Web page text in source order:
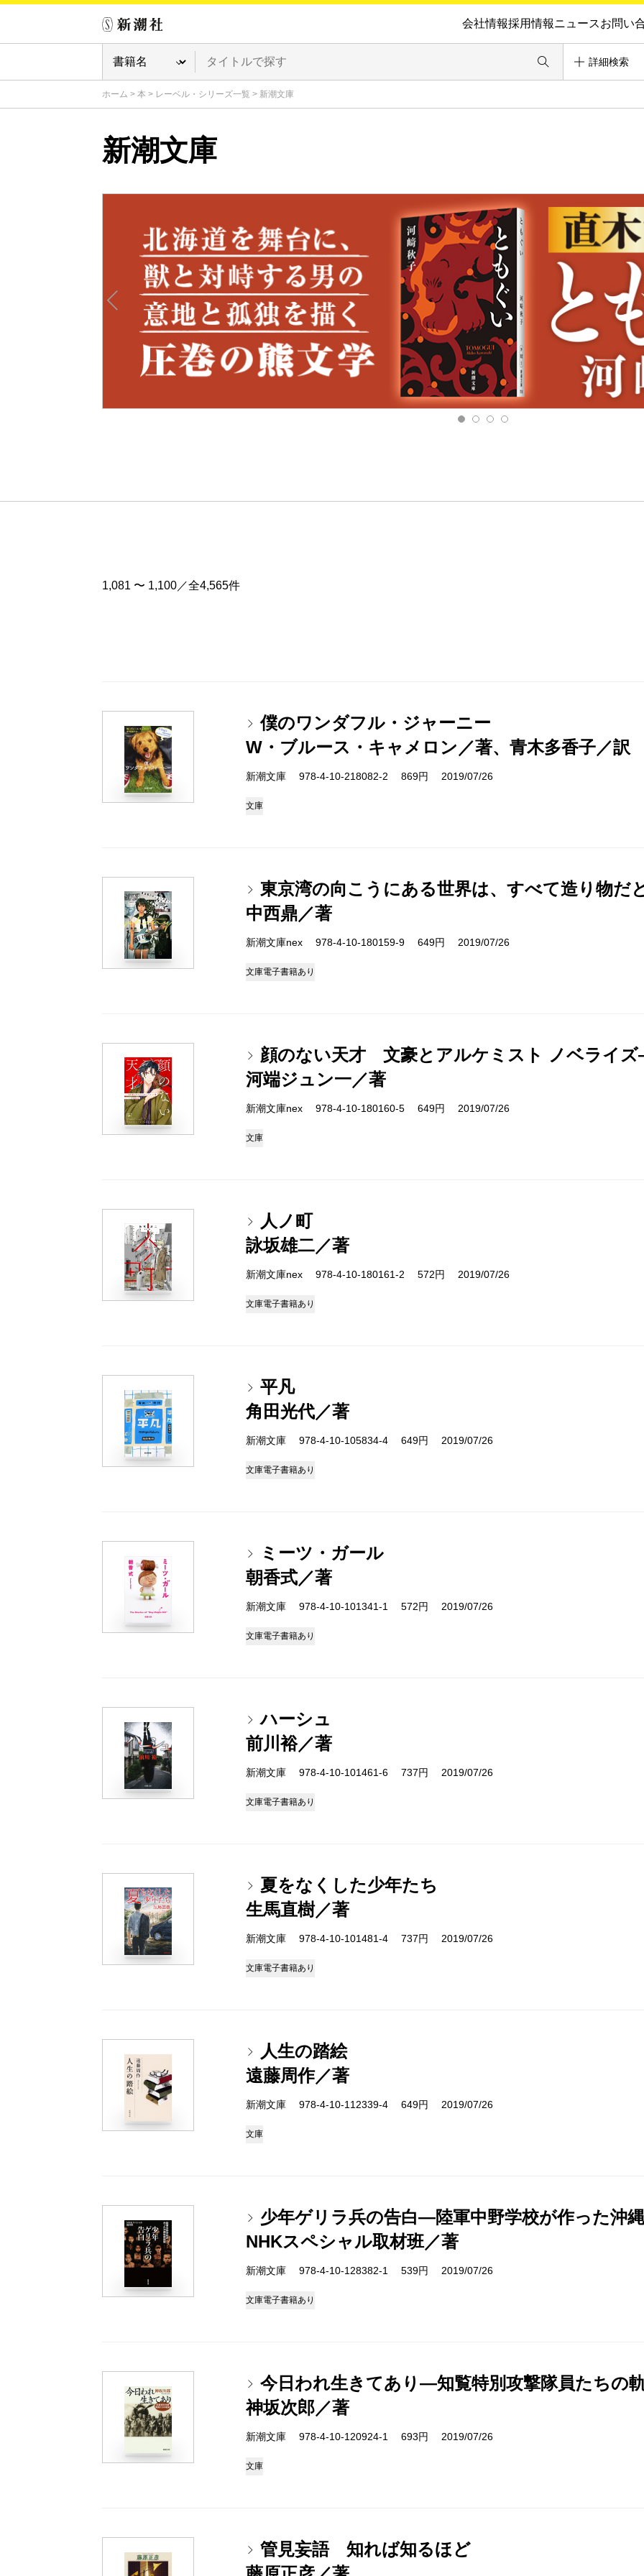
会社情報採用情報ニュースお問い
詳細検索
ホーム > 本 > レーベル・シリーズ一覧 > 新潮文庫
新潮文庫
1,081 〜 1,100／全4,565件
僕のワンダフル・ジャーニー
W・ブルース・キャメロン／著、青木多香子／訳
新潮文庫 978-4-10-218082-2 869円 2019/07/26
文庫
東京湾の向こうにある世界は、すべて造り物だ
中西鼎／著
新潮文庫nex 978-4-10-180159-9 649円 2019/07/26
文庫電子書籍あり
顔のない天才 文豪とアルケミスト ノベライ
河端ジュン一／著
新潮文庫nex 978-4-10-180160-5 649円 2019/07/26
文庫
人ノ町
詠坂雄二／著
新潮文庫nex 978-4-10-180161-2 572円 2019/07/26
文庫電子書籍あり
平凡
角田光代／著
新潮文庫 978-4-10-105834-4 649円 2019/07/26
文庫電子書籍あり
ミーツ・ガール
朝香式／著
新潮文庫 978-4-10-101341-1 572円 2019/07/26
文庫電子書籍あり
ハーシュ
前川裕／著
新潮文庫 978-4-10-101461-6 737円 2019/07/26
文庫電子書籍あり
夏をなくした少年たち
生馬直樹／著
新潮文庫 978-4-10-101481-4 737円 2019/07/26
文庫電子書籍あり
人生の踏絵
遠藤周作／著
新潮文庫 978-4-10-112339-4 649円 2019/07/26
文庫
少年ゲリラ兵の告白―陸軍中野学校が作った沖
NHKスペシャル取材班／著
新潮文庫 978-4-10-128382-1 539円 2019/07/26
文庫電子書籍あり
今日われ生きてあり―知覧特別攻撃隊員たちの
神坂次郎／著
新潮文庫 978-4-10-120924-1 693円 2019/07/26
文庫
管見妄語 知れば知るほど